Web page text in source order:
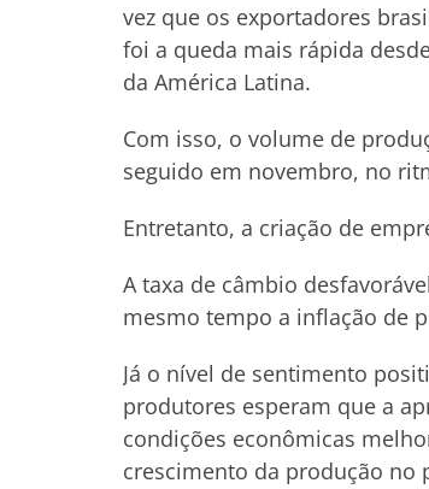
vez que os exportadores
foi a queda mais rápida
da América Latina.
Com isso, o volume de
seguido em novembro, no
Entretanto, a criação de
A taxa de câmbio
mesmo tempo a inflação de
Já o nível de sentimento
produtores esperam que a
condições econômicas
crescimento da produção no